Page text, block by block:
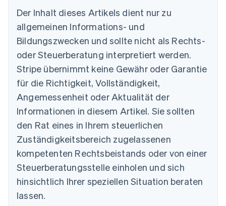
Der Inhalt dieses Artikels dient nur zu
allgemeinen Informations- und
Bildungszwecken und sollte nicht als Rechts-
oder Steuerberatung interpretiert werden.
Stripe übernimmt keine Gewähr oder Garantie
für die Richtigkeit, Vollständigkeit,
Angemessenheit oder Aktualität der
Informationen in diesem Artikel. Sie sollten
den Rat eines in Ihrem steuerlichen
Zuständigkeitsbereich zugelassenen
kompetenten Rechtsbeistands oder von einer
Steuerberatungsstelle einholen und sich
hinsichtlich Ihrer speziellen Situation beraten
lassen.
Australien
English
Belgien
Nederlands Français DeutschEnglish
Brasilien
PortuguêsEnglish
English
Dänemark
English
Deutschland
Deutsch English
Estland
Festlandchina
简体中文English
Finnland
English